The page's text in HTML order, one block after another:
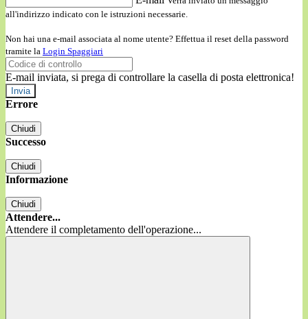
all'indirizzo indicato con le istruzioni necessarie.
Non hai una e-mail associata al nome utente? Effettua il reset della password
tramite la Login Spaggiari
E-mail inviata, si prega di controllare la casella di posta elettronica!
Errore
Chiudi
Successo
Chiudi
Informazione
Chiudi
Attendere...
Attendere il completamento dell'operazione...